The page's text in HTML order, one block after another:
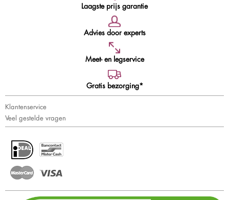
Laagste prijs garantie
Advies door experts
Meet- en legservice
Gratis bezorging*
Klantenservice
Veel gestelde vragen